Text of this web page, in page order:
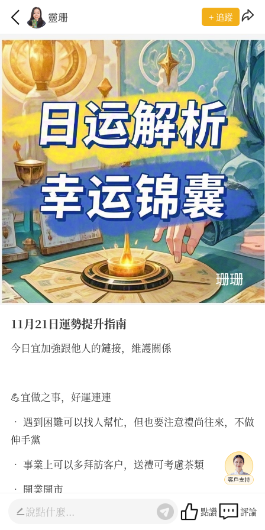
靈珊 + 追蹤
11月21日運勢提升指南
今日宜加強跟他人的鏈接，維護關係
💪宜做之事，好運連連
• 遇到困難可以找人幫忙，但也要注意禮尚往來，不做
伸手黨
• 事業上可以多拜訪客户，送禮可考慮茶類
• 開業開市
• 栽種植物
點讚 評論